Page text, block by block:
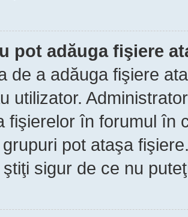
pot adăuga fişiere
de a adăuga fişiere
utilizator.
fişierelor în forumul în
pot ataşa
sigur de ce nu